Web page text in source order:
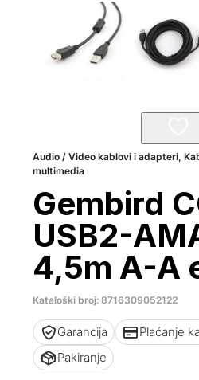
Audio / Video kablovi i adapteri,
multimedia
Gembird
USB2-
4,5m A-A
Kataloški broj: 8716309052122
Garancija Plaćanje
Pakiranje